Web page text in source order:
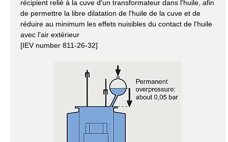
récipient relié à la cuve d'un transformateur dans l'huile, afin
de permettre la libre dilatation de l'huile de la cuve et de
réduire au minimum les effets nuisibles du contact de l'huile
avec l'air extérieur
[IEV number 811-26-32]